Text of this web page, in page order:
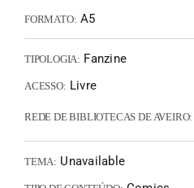
FORMATO: A5
TIPOLOGIA: Fanzine
ACESSO: Livre
REDE DE BIBLIOTECAS DE AVEIRO:
TEMA: Unavailable